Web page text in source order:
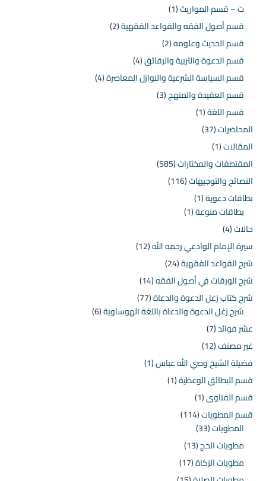
ت – قسم المواريث(1)
قسم أصول الفقه والقواعد الفقهية(2)
قسم الحديث وعلومه(2)
قسم الدعوة والتربية والرقائق(4)
قسم السياسة الشرعية والنوازل المعاصرة(4)
قسم العقيدة والمنهج(3)
قسم اللغة(1)
المحاضرات(37)
المقالات(1)
المقتطفات والمختارات(585)
النصائح والتوجيهات(116)
بطاقات دعوية(1)
بطاقات منوعة(1)
حالات(4)
سيرة الإمام الوادعي رحمه الله(12)
شرح القواعد الفقهية(24)
شرح الورقات في أصول الفقه(14)
شرح كتاب زغل الدعوة والدعاة(77)
شرح زغل الدعوة والدعاة باللغة الهوساوية(6)
عشر فوائد(7)
غير مصنف(12)
فضيلة الشيخ وصي الله عباس(1)
قسم البطائق الوعظية(1)
قسم الفتاوى(1)
قسم المطويات(114)
المطويات(33)
مطويات الحج(13)
مطويات الزكاة(17)